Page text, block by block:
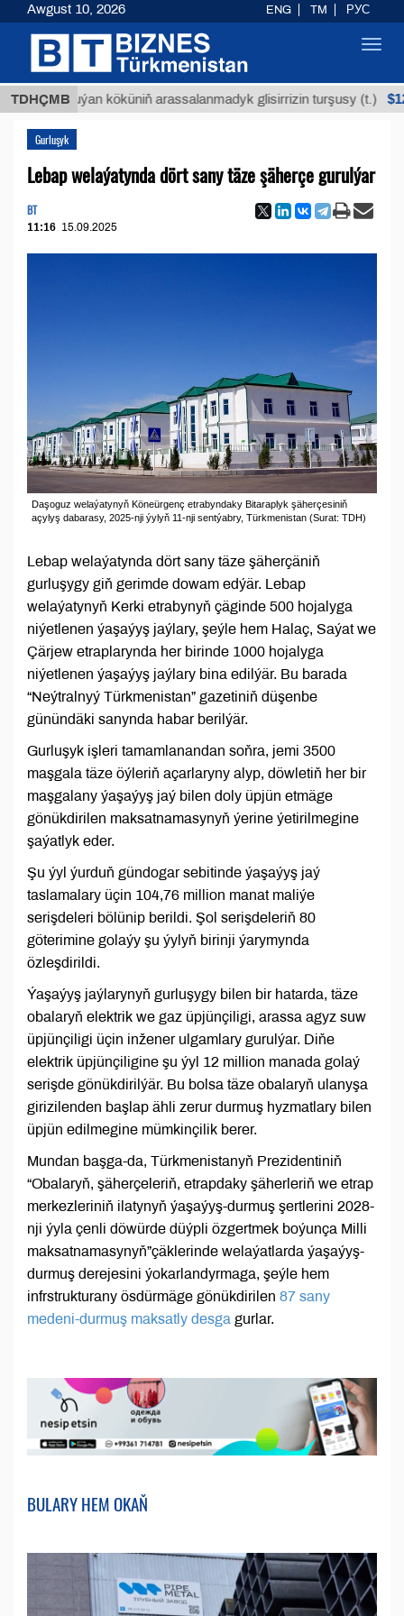
TDHÇMB
Buýan köküniň arassalanmadyk glisirrizin turşusy (t.) $12935,18
Gurluşyk
Lebap welaýatynda dört sany täze şäherçe gurulýar
BT
11:16 15.09.2025
Daşoguz welaýatynyň Köneürgenç etrabyndaky Bitaraplyk şäherçesiniň
açylyş dabarasy, 2025-nji ýylyň 11‑nji sentýabry, Türkmenistan (Surat: TDH)
Lebap welaýatynda dört sany täze şäherçäniň
gurluşygy giň gerimde dowam edýär. Lebap
welaýatynyň Kerki etrabynyň çäginde 500 hojalyga
niýetlenen ýaşaýyş jaýlary, şeýle hem Halaç, Saýat we
Çärjew etraplarynda her birinde 1000 hojalyga
niýetlenen ýaşaýyş jaýlary bina edilýär. Bu barada
“Neýtralnyý Türkmenistan” gazetiniň düşenbe
günündäki sanynda habar berilýär.
Gurluşyk işleri tamamlanandan soňra, jemi 3500
maşgala täze öýleriň açarlaryny alyp, döwletiň her bir
maşgalany ýaşaýyş jaý bilen doly üpjün etmäge
gönükdirilen maksatnamasynyň ýerine ýetirilmegine
şaýatlyk eder.
Şu ýyl ýurduň gündogar sebitinde ýaşaýyş jaý
taslamalary üçin 104,76 million manat maliýe
serişdeleri bölünip berildi. Şol serişdeleriň 80
göterimine golaýy şu ýylyň birinji ýarymynda
özleşdirildi.
Ýaşaýyş jaýlarynyň gurluşygy bilen bir hatarda, täze
obalaryň elektrik we gaz üpjünçiligi, arassa agyz suw
üpjünçiligi üçin inžener ulgamlary gurulýar. Diňe
elektrik üpjünçiligine şu ýyl 12 million manada golaý
serişde gönükdirilýär. Bu bolsa täze obalaryň ulanyşa
girizilenden başlap ähli zerur durmuş hyzmatlary bilen
üpjün edilmegine mümkinçilik berer.
Mundan başga-da, Türkmenistanyň Prezidentiniň
“Obalaryň, şäherçeleriň, etrapdaky şäherleriň we etrap
merkezleriniň ilatynyň ýaşaýyş-durmuş şertlerini 2028-
nji ýyla çenli döwürde düýpli özgertmek boýunça Milli
maksatnamasynyň”çäklerinde welaýatlarda ýaşaýyş-
durmuş derejesini ýokarlandyrmaga, şeýle hem
infrstrukturany ösdürmäge gönükdirilen 87 sany
medeni-durmuş maksatly desga gurlar.
BULARY HEM OKAŇ
Awgust 10, 2026 ENG TM РУС